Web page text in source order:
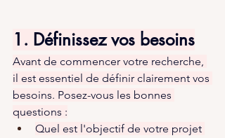
1. Définissez vos besoins
Avant de commencer votre recherche,
il est essentiel de définir clairement vos
besoins. Posez-vous les bonnes
questions :
Quel est l'objectif de votre projet